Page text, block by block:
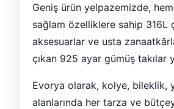
Geniş ürün yelpazemizde,
sağlam özelliklere sahip 316L
aksesuarlar ve usta
çıkan 925 ayar gümüş takılar
Evorya olarak, kolye, bileklik,
alanlarında her tarza ve